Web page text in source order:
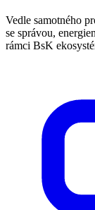
Vedle samotného
se správou,
rámci BsK